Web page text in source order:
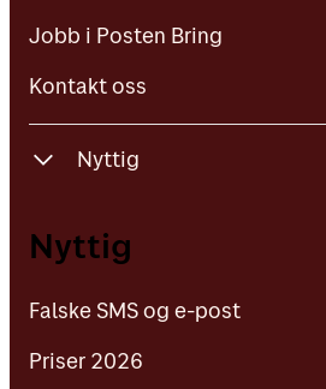
Jobb i Posten Bring
Kontakt oss
Nyttig
Falske SMS og e-post
Nyttig
Falske SMS og e-post
Priser 2026